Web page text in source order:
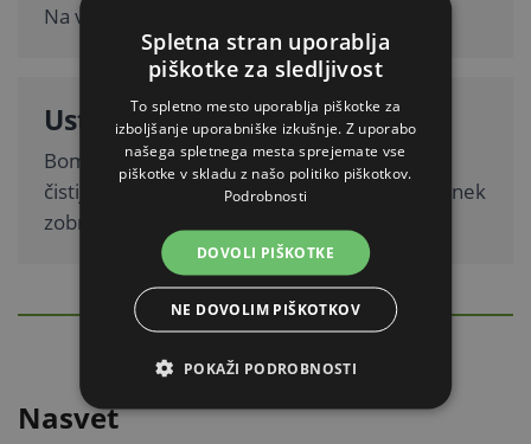
Na voljo: 20 cm, 26 cm, 37 cm.
Ustna higiena
Bombažne igrače pomagajo pri ustni higieni,
čistijo zobe ter pomagajo preprečevati nastanek
zobnega kamna in zobnih oblog.
PODROBEN OPIS
Nasvet
Spletna stran uporablja
piškotke za sledljivost
To spletno mesto uporablja piškotke za
izboljšanje uporabniške izkušnje. Z uporabo
našega spletnega mesta sprejemate vse
piškotke v skladu z našo politiko piškotkov.
Podrobnosti
DOVOLI PIŠKOTKE
NE DOVOLIM PIŠKOTKOV
POKAŽI PODROBNOSTI